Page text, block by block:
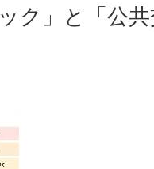
ク」と「公